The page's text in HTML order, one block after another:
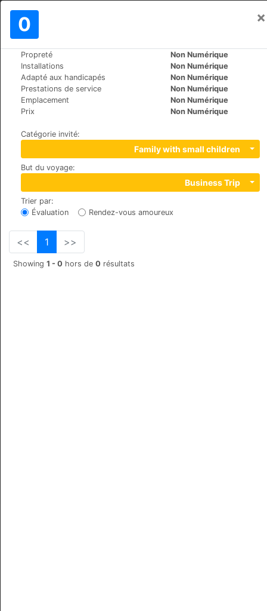
0 ×
Propreté
Non Numérique
Installations
Non Numérique
Adapté aux handicapés
Non Numérique
Prestations de service
Non Numérique
Emplacement
Non Numérique
Prix
Non Numérique
Catégorie invité:
Family with small children
But du voyage:
Business Trip
Trier par:
Évaluation
Rendez-vous amoureux
<< 1 >>
Showing 1 - 0 hors de 0 résultats
Le Monde>
Days Inn Phoenix Metrocenter Mall
+1 (1)6029425030